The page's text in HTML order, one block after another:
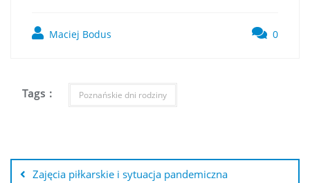
Maciej Bodus 0
Tags : Poznańskie dni rodziny
Zajęcia piłkarskie i sytuacja pandemiczna